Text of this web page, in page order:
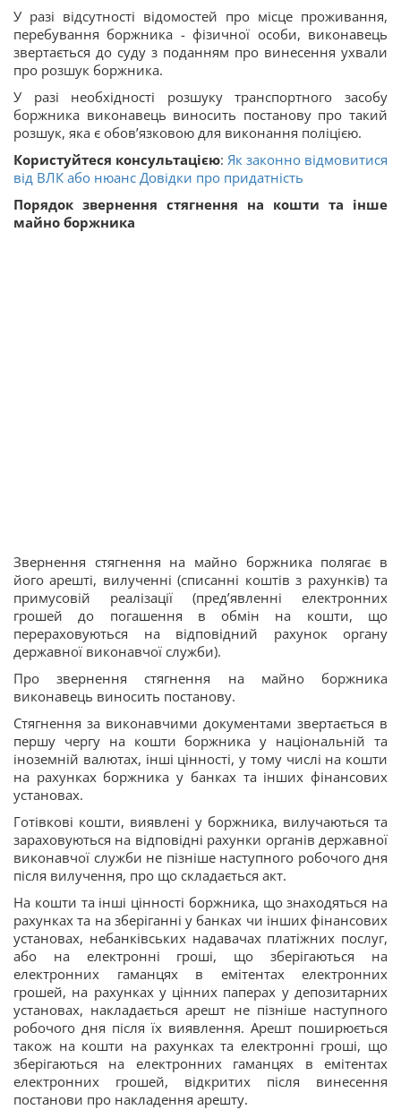
У разі відсутності відомостей про місце проживання,
перебування боржника - фізичної особи, виконавець
звертається до суду з поданням про винесення ухвали
про розшук боржника.
У разі необхідності розшуку транспортного засобу
боржника виконавець виносить постанову про такий
розшук, яка є обов’язковою для виконання поліцією.
Користуйтеся консультацією: Як законно відмовитися
від ВЛК або нюанс Довідки про придатність
Порядок звернення стягнення на кошти та інше
майно боржника
Звернення стягнення на майно боржника полягає в
його арешті, вилученні (списанні коштів з рахунків) та
примусовій реалізації (пред’явленні електронних
грошей до погашення в обмін на кошти, що
перераховуються на відповідний рахунок органу
державної виконавчої служби).
Про звернення стягнення на майно боржника
виконавець виносить постанову.
Стягнення за виконавчими документами звертається в
першу чергу на кошти боржника у національній та
іноземній валютах, інші цінності, у тому числі на кошти
на рахунках боржника у банках та інших фінансових
установах.
Готівкові кошти, виявлені у боржника, вилучаються та
зараховуються на відповідні рахунки органів державної
виконавчої служби не пізніше наступного робочого дня
після вилучення, про що складається акт.
На кошти та інші цінності боржника, що знаходяться на
рахунках та на зберіганні у банках чи інших фінансових
установах, небанківських надавачах платіжних послуг,
або на електронні гроші, що зберігаються на
електронних гаманцях в емітентах електронних
грошей, на рахунках у цінних паперах у депозитарних
установах, накладається арешт не пізніше наступного
робочого дня після їх виявлення. Арешт поширюється
також на кошти на рахунках та електронні гроші, що
зберігаються на електронних гаманцях в емітентах
електронних грошей, відкритих після винесення
постанови про накладення арешту.